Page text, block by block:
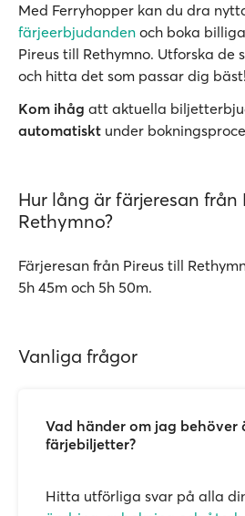
Med Ferryhopper kan du dra
färjeerbjudanden och boka
Pireus till Rethymno. Utforska de
och hitta det som passar dig bäst!
Kom ihåg att aktuella
automatiskt under
Hur lång är färjeresan från
Rethymno?
Färjeresan från Pireus till
5h 45m och 5h 50m.
Vanliga frågor
Vad händer om jag behöver
färjebiljetter?
Hitta utförliga svar på alla